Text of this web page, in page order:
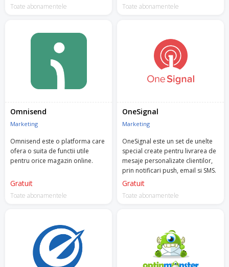
Toate abonamentele Toate abonamentele
Omnisend
Marketing
Omnisend este o platforma care
ofera o suita de functii utile
pentru orice magazin online.
Gratuit
Toate abonamentele
OneSignal
Marketing
OneSignal este un set de unelte
special create pentru livrarea de
mesaje personalizate clientilor,
prin notificari push, email si SMS.
Gratuit
Toate abonamentele